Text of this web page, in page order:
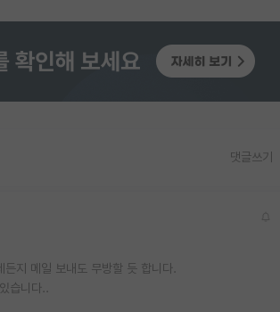
댓글쓰기
지 메일 보내도 무방할 듯 합니다.
습니다..